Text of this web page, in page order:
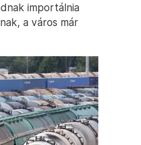
importálnia
a város már